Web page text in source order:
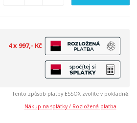
4 x 997,- Kč
Tento způsob platby ESSOX zvolíte v pokladně.
Nákup na splátky / Rozložená platba